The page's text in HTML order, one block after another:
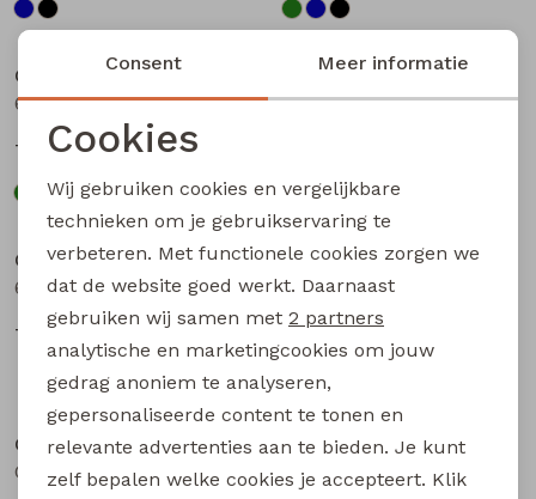
Sale
City Life
602023 Z10617 dames bermuda Marine
7,50 14,99
Sale
City Life
602023 Z10617 dames bermuda Zwart
Sale
City Life
602023-01 Z10618 dames bermuda Zwart
7,50
CARS jeans & casuals
25,00
CARS jeans & casuals
Corsar heren bermuda Marine
City Life
Noodzakelijke cookies
Analytische cookies
Marketing cookies
Consent Meer informatie
Cookies
Wij gebruiken cookies en vergelijkbare
technieken om je gebruikservaring te
verbeteren. Met functionele cookies zorgen we
dat de website goed werkt. Daarnaast
gebruiken wij samen met 2 partners
analytische en marketingcookies om jouw
gedrag anoniem te analyseren,
gepersonaliseerde content te tonen en
relevante advertenties aan te bieden. Je kunt
zelf bepalen welke cookies je accepteert. Klik